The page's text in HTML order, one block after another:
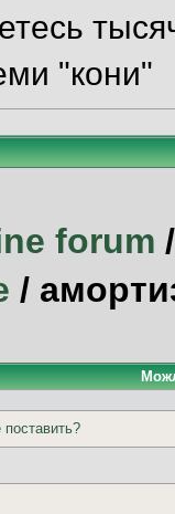
"кони"
forum
/